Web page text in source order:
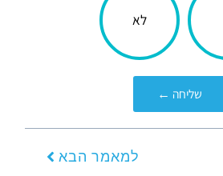
הכתבה
עניינה
אותך?
לא
שליחה ←
למאמר הבא